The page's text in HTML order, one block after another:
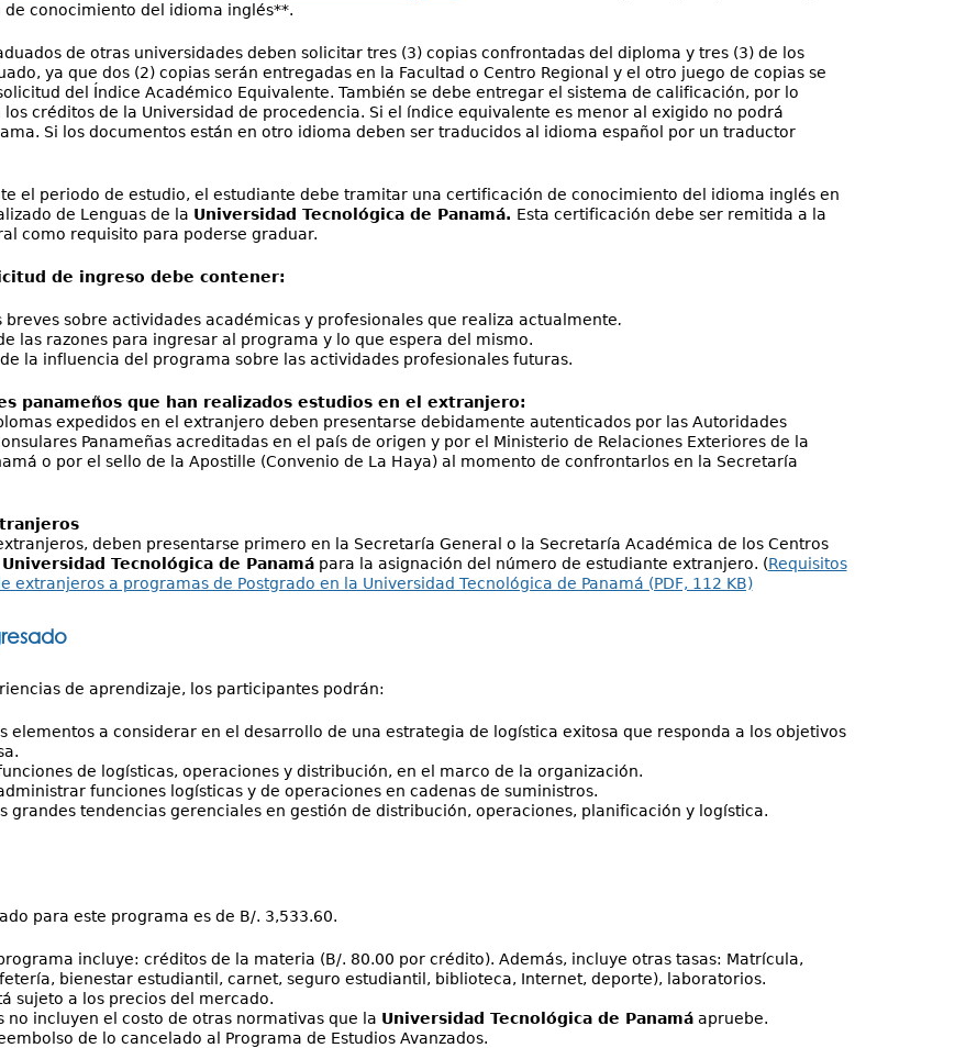
de conocimiento del idioma inglés**.
de otras universidades deben solicitar tres (3) copias confrontadas del diploma y tres (3) de los
ya que dos (2) copias serán entregadas en la Facultad o Centro Regional y el otro juego de copias se
del Índice Académico Equivalente. También se debe entregar el sistema de calificación, por lo
créditos de la Universidad de procedencia. Si el índice equivalente es menor al exigido no podrá
Si los documentos están en otro idioma deben ser traducidos al idioma español por un traductor
el periodo de estudio, el estudiante debe tramitar una certificación de conocimiento del idioma inglés en
de Lenguas de la Universidad Tecnológica de Panamá. Esta certificación debe ser remitida a la
como requisito para poderse graduar.
de ingreso debe contener:
breves sobre actividades académicas y profesionales que realiza actualmente.
las razones para ingresar al programa y lo que espera del mismo.
la influencia del programa sobre las actividades profesionales futuras.
panameños que han realizados estudios en el extranjero:
expedidos en el extranjero deben presentarse debidamente autenticados por las Autoridades
Panameñas acreditadas en el país de origen y por el Ministerio de Relaciones Exteriores de la
o por el sello de la Apostille (Convenio de La Haya) al momento de confrontarlos en la Secretaría
deben presentarse primero en la Secretaría General o la Secretaría Académica de los Centros
Universidad Tecnológica de Panamápara la asignación del número de estudiante extranjero. (Requisitos
extranjeros a programas de Postgrado en la Universidad Tecnológica de Panamá (PDF, 112 KB)
de aprendizaje, los participantes podrán:
elementos a considerar en el desarrollo de una estrategia de logística exitosa que responda a los objetivos
de logísticas, operaciones y distribución, en el marco de la organización.
funciones logísticas y de operaciones en cadenas de suministros.
grandes tendencias gerenciales en gestión de distribución, operaciones, planificación y logística.
para este programa es de B/. 3,533.60.
incluye: créditos de la materia (B/. 80.00 por crédito). Además, incluye otras tasas: Matrícula,
bienestar estudiantil, carnet, seguro estudiantil, biblioteca, Internet, deporte), laboratorios.
sujeto a los precios del mercado.
no incluyen el costo de otras normativas que la Universidad Tecnológica de Panamáapruebe.
de lo cancelado al Programa de Estudios Avanzados.